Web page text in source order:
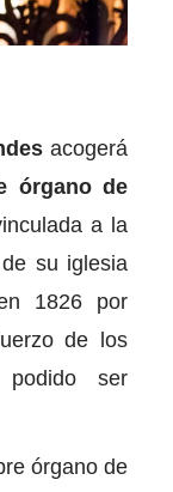
acogerá
órgano de
a la
su iglesia
1826 por
de los
ser
órgano de